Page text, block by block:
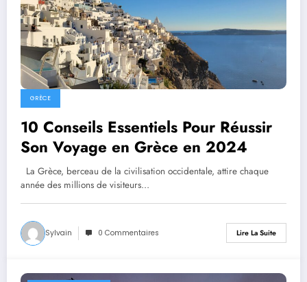
GRÈCE
10 Conseils Essentiels Pour Réussir
Son Voyage en Grèce en 2024
La Grèce, berceau de la civilisation occidentale, attire chaque
année des millions de visiteurs…
Sylvain 0 Commentaires Lire La Suite